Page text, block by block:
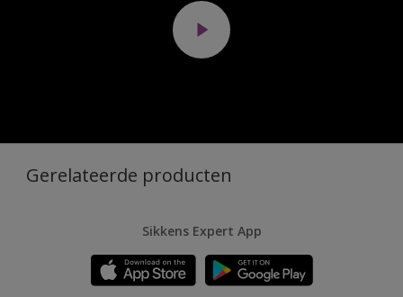
Gerelateerde producten
Sikkens Expert App